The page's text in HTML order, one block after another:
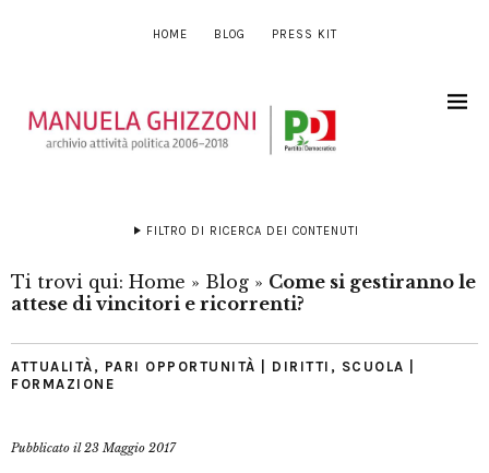
HOME BLOG PRESS KIT
FILTRO DI RICERCA DEI CONTENUTI
Ti trovi qui: Home » Blog » Come si gestiranno le
attese di vincitori e ricorrenti?
ATTUALITÀ , PARI OPPORTUNITÀ | DIRITTI , SCUOLA |
FORMAZIONE
Pubblicato il23 Maggio 2017